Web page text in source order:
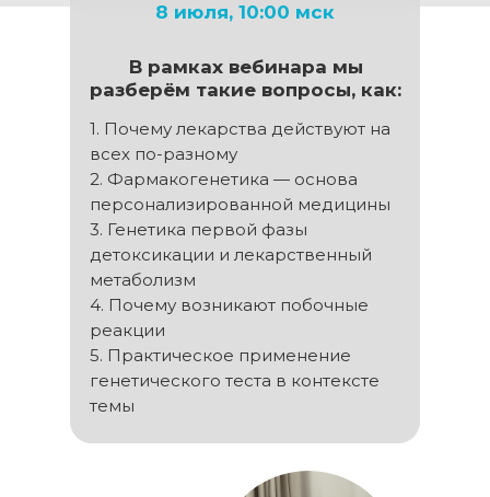
8 июля, 10:00 мск
В рамках вебинара мы
разберём такие вопросы, как:
1. Почему лекарства действуют на
всех по-разному
2. Фармакогенетика — основа
персонализированной медицины
3. Генетика первой фазы
детоксикации и лекарственный
метаболизм
4. Почему возникают побочные
реакции
5. Практическое применение
генетического теста в контексте
темы